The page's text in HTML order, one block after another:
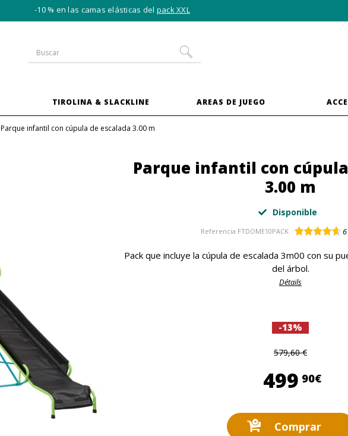
-10 % en las camas elásticas delpack XXL
TIROLINA & SLACKLINE AREAS DE JUEGO
Parque infantil con cúpula de escalada 3.00 m
Parque infantil con
3.00 m
Disponible
Referencia FTDOME10PACK 6
Pack que incluye la cúpula de escalada 3m00 con su
del árbol.
Détails
-13%
579,60 €
499 90€
Comprar